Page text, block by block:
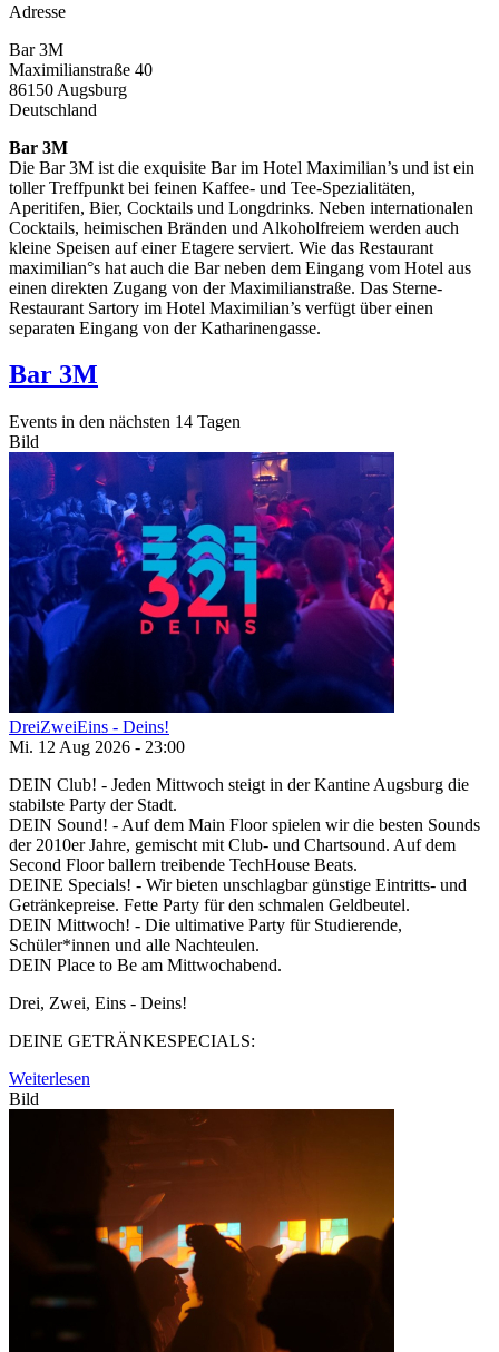
Adresse
Bar 3M
Maximilianstraße 40
86150 Augsburg
Deutschland
Bar 3M
Die Bar 3M ist die exquisite Bar im Hotel Maximilian’s und ist ein
toller Treffpunkt bei feinen Kaffee- und Tee-Spezialitäten,
Aperitifen, Bier, Cocktails und Longdrinks. Neben internationalen
Cocktails, heimischen Bränden und Alkoholfreiem werden auch
kleine Speisen auf einer Etagere serviert. Wie das Restaurant
maximilian°s hat auch die Bar neben dem Eingang vom Hotel aus
einen direkten Zugang von der Maximilianstraße. Das Sterne-
Restaurant Sartory im Hotel Maximilian’s verfügt über einen
separaten Eingang von der Katharinengasse.
Bar 3M
Events in den nächsten 14 Tagen
Bild
DreiZweiEins - Deins!
Mi. 12 Aug 2026 - 23:00
DEIN Club! - Jeden Mittwoch steigt in der Kantine Augsburg die
stabilste Party der Stadt.
DEIN Sound! - Auf dem Main Floor spielen wir die besten Sounds
der 2010er Jahre, gemischt mit Club- und Chartsound. Auf dem
Second Floor ballern treibende TechHouse Beats.
DEINE Specials! - Wir bieten unschlagbar günstige Eintritts- und
Getränkepreise. Fette Party für den schmalen Geldbeutel.
DEIN Mittwoch! - Die ultimative Party für Studierende,
Schüler*innen und alle Nachteulen.
DEIN Place to Be am Mittwochabend.
Drei, Zwei, Eins - Deins!
DEINE GETRÄNKESPECIALS:
Weiterlesen
Bild